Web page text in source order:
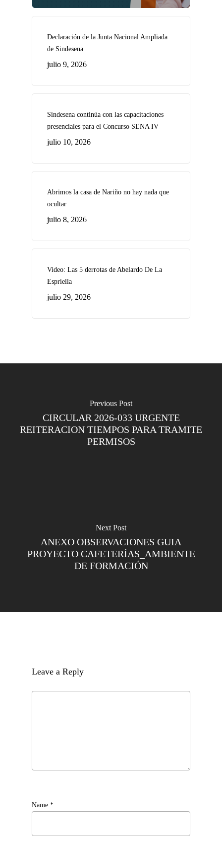
Declaración de la Junta Nacional Ampliada
de Sindesena
julio 9, 2026
Sindesena continúa con las capacitaciones
presenciales para el Concurso SENA IV
julio 10, 2026
Abrimos la casa de Nariño no hay nada que
ocultar
julio 8, 2026
Video: Las 5 derrotas de Abelardo De La
Espriella
julio 29, 2026
Previous Post
CIRCULAR 2026-033 URGENTE
REITERACION TIEMPOS PARA TRAMITE
PERMISOS
Next Post
ANEXO OBSERVACIONES GUIA
PROYECTO CAFETERÍAS_AMBIENTE
DE FORMACIÓN
Leave a Reply
Name *